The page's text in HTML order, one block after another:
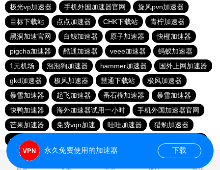
极光vp加速器
手机外国加速器官网
旋风pvn加速器
目标下载站
点点加速器 CHK下载站
青柠加速器
黑洞加速官网
白鲸加速器 原子加速器
快橙加速器
pigcha加速器
酷通加速器 veee加速器
蚂蚁加速器
1元机场
泡泡狗加速器 hammer加速器
国外上网加速器
gkd加速器
极风加速器 慧通下载站
极风加速器
暴雪加速器
起飞加速器 番石榴加速器
暴雪加速器
快鸭加速器
海外加速器试用一小时
手机外国加速器官网
芒果加速器
免费vqn加速 哇哇加速器
猎豹加速器
gkd加速器
首页 安卓 苹果 排行 推荐
永久免费使用的加速器 下载
0.036789s